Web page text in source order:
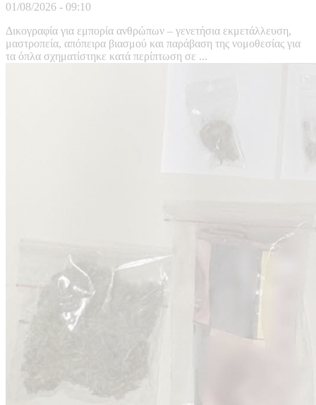
01/08/2026 - 09:10
Δικογραφία για εμπορία ανθρώπων – γενετήσια εκμετάλλευση,
μαστροπεία, απόπειρα βιασμού και παράβαση της νομοθεσίας για
τα όπλα σχηματίστηκε κατά περίπτωση σε ...